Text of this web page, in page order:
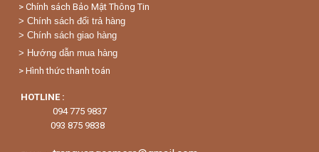
> Chính sách Bảo Mật Thông Tin
> Chính sách đổi trả hàng
> Chính sách giao hàng
> Hướng dẫn mua hàng
> Hình thức thanh toán
HOTLINE :
094 775 9837
093 875 9838